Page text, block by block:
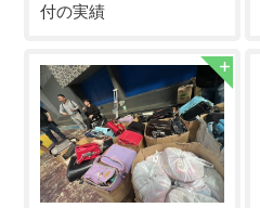
付の実績